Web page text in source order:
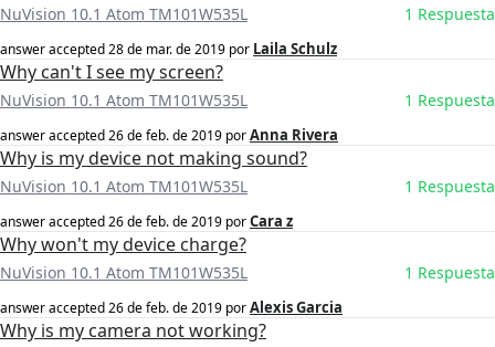
NuVision 10.1 Atom TM101W535L 1 Respuesta
answer accepted28 de mar. de 2019 por Laila Schulz
Why can't I see my screen?
NuVision 10.1 Atom TM101W535L 1 Respuesta
answer accepted26 de feb. de 2019 porAnna Rivera
Why is my device not making sound?
NuVision 10.1 Atom TM101W535L 1 Respuesta
answer accepted26 de feb. de 2019 porCara z
Why won't my device charge?
NuVision 10.1 Atom TM101W535L 1 Respuesta
answer accepted26 de feb. de 2019 porAlexis Garcia
Why is my camera not working?